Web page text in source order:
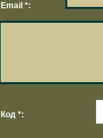
Email *:
Код *: